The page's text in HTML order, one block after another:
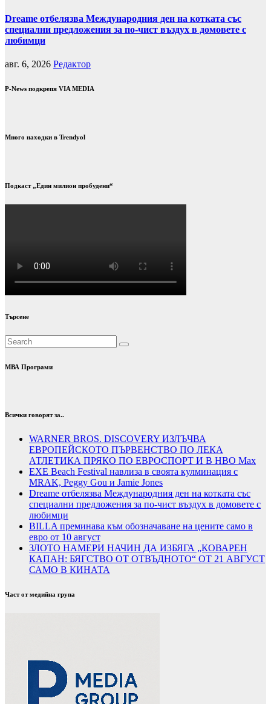
Dreame отбелязва Международния ден на котката със
специални предложения за по-чист въздух в домовете с
любимци
авг. 6, 2026 Редактор
P-News подкрепя VIA MEDIA
Много находки в Trendyol
Подкаст „Един милион пробудени“
Търсене
МВА Програми
Всички говорят за..
WARNER BROS. DISCOVERY ИЗЛЪЧВА
ЕВРОПЕЙСКОТО ПЪРВЕНСТВО ПО ЛЕКА
АТЛЕТИКА ПРЯКО ПО ЕВРОСПОРТ И В НВО Мах
EXE Beach Festival навлиза в своята кулминация с
MRAK, Peggy Gou и Jamie Jones
Dreame отбелязва Международния ден на котката със
специални предложения за по-чист въздух в домовете с
любимци
BILLA преминава към обозначаване на цените само в
евро от 10 август
ЗЛОТО НАМЕРИ НАЧИН ДА ИЗБЯГА „КОВАРЕН
КАПАН: БЯГСТВО ОТ ОТВЪДНОТО“ ОТ 21 АВГУСТ
САМО В КИНАТА
Част от медийна група